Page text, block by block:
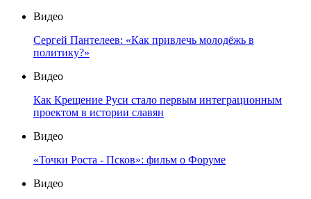
Видео
Сергей Пантелеев: «Как привлечь молодёжь в
политику?»
Видео
Как Крещение Руси стало первым интеграционным
проектом в истории славян
Видео
«Точки Роста - Псков»: фильм о Форуме
Видео